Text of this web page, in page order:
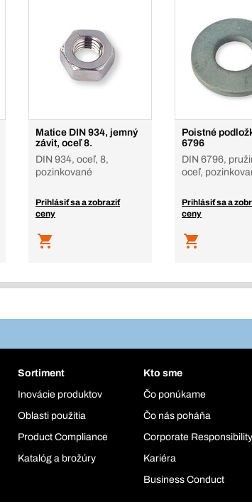
Matice DIN 934, jemný
závit, oceľ 8.
DIN 934, oceľ, 8,
pozinkované
Prihlásiť sa a zobraziť
ceny
Poistné
6796
DIN 6796,
oceľ,
Prihlásiť sa a
ceny
Sortiment
Inovácie produktov
Oblasti použitia
Product Compliance
Katalóg a brožúry
Kto sme
Čo ponúkame
Čo nás poháňa
Corporate Responsibility
Kariéra
Business Conduct